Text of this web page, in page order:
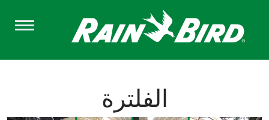
content
الفلترة